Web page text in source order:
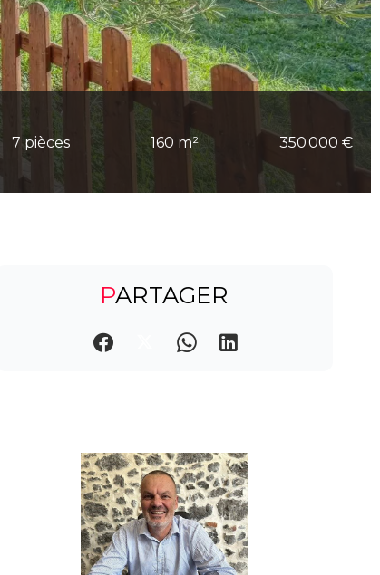
7 pièces 160 m² 350 000 €
PARTAGER